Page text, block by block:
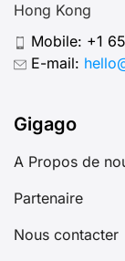
Hong Kong
Mobile: +1
E-mail:
Gigago
A Propos de
Partenaire
Nous contacter